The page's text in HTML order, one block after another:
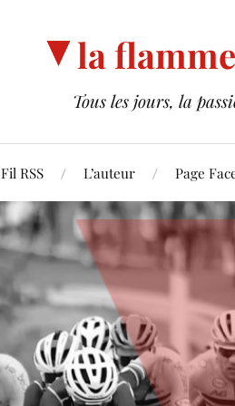
la
Tous les jours, la
Fil RSS L’auteur Page